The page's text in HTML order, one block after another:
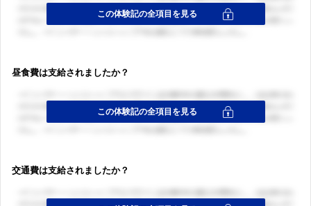
昼食費は支給されましたか？
交通費は支給されましたか？